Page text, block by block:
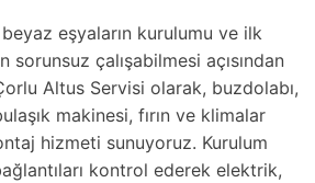
beyaz eşyaların kurulumu ve ilk
sorunsuz çalışabilmesi açısından
Altus Servisi olarak, buzdolabı,
makinesi, fırın ve klimalar
hizmeti sunuyoruz. Kurulum
kontrol ederek elektrik,